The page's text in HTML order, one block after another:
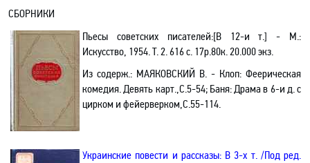
СБОРНИКИ
Пьесы советских писателей:[В 12-и т.] - М.:
Искусство, 1954.Т. 2.616 с. 17р.80к. 20.000 экз.
Из содерж.: МАЯКОВСКИЙ В. - Клоп: Феерическая
комедия. Девять карт.,С.5-54; Баня: Драма в 6-и д. с
цирком и фейерверком,С.55-114.
Украинские повести и рассказы: В 3-х т. /Под ред.